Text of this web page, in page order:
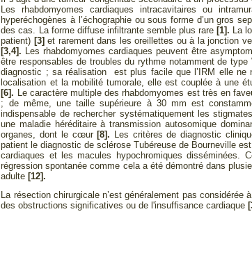
Les rhabdomyomes cardiaques intracavitaires ou
hyperéchogènes à l’échographie ou sous forme d’un gros
des cas. La forme diffuse infiltrante semble plus rare [1].
La
patient) [3] et rarement dans les oreillettes ou à la jonction
[3,4]. Les rhabdomyomes cardiaques peuvent être
être responsables de troubles du rythme notamment de type
diagnostic ; sa réalisation est plus facile que l’IRM elle ne
localisation et la mobilité tumorale, elle est couplée à une
[6]. Le caractère multiple des rhabdomyomes est très en
; de même, une taille supérieure à 30 mm est
indispensable de rechercher systématiquement les
une maladie héréditaire à transmission autosomique
organes, dont le cœur [8]. Les critères de diagnostic
patient le diagnostic de sclérose Tubéreuse de Bourneville
cardiaques et les macules hypochromiques disséminées.
régression spontanée comme cela a été démontré dans
adulte [12]­.
La résection chirurgicale n’est généralement pas
des obstructions significatives ou de l'insuffisance cardiaque